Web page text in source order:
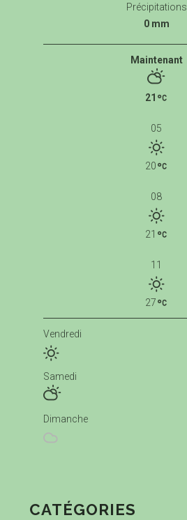
Précipitations
0 mm
Maintenant
21
05
20
08
21
11
27
Vendredi
Samedi
Dimanche
CATÉGORIES